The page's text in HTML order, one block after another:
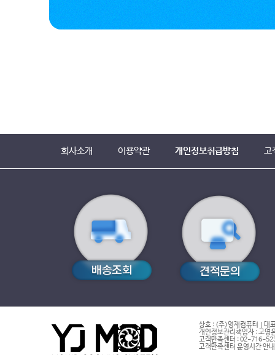
회사소개 이용약관 개인정보취급방침 고
상호 : (주)영재컴퓨터 | 대
개인정보관리책임자 : 고영
고객만족센터 : 02-716-
고객만족센터 운영시간 안